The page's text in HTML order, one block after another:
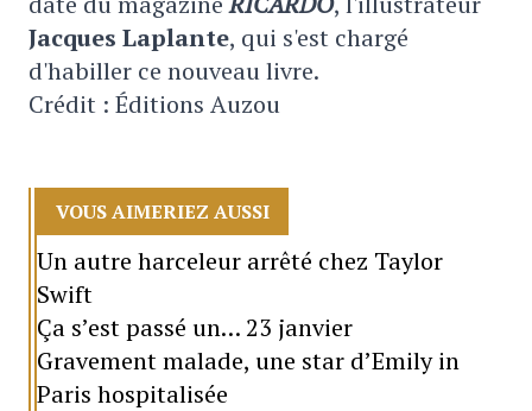
Jacques Laplante, qui s'est chargé
d'habiller ce nouveau livre.
Crédit : Éditions Auzou
VOUS AIMERIEZ AUSSI
Un autre harceleur arrêté chez Taylor
Swift
Ça s’est passé un… 23 janvier
Gravement malade, une star d’Emily in
Paris hospitalisée